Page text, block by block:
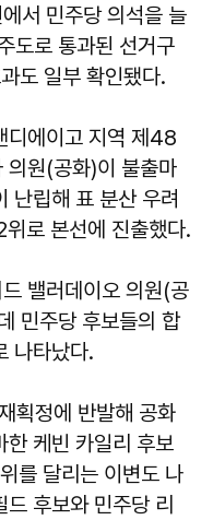
서 민주당 의석을 늘
도로 통과된 선거구
도 일부 확인됐다.
디에이고 지역 제48
의원(공화)이 불출마
난립해 표 분산 우려
로 본선에 진출했다.
밸러데이오 의원(공
민주당 후보들의 합
나타났다.
획정에 반발해 공화
한 케빈 카일리 후보
를 달리는 이변도 나
후보와 민주당 리